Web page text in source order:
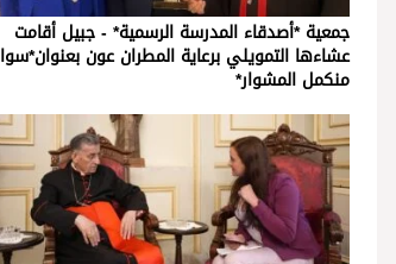
جمعية *أصدقاء المدرسة الرسمية* - جبيل أقامت
عشاءها التمويلي برعاية المطران عون بعنوان*سوا
منكمل المشوار*